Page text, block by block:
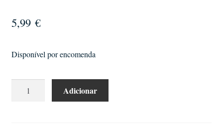
5,99 €
Disponível por encomenda
Adicionar